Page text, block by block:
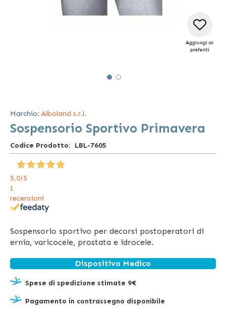
galleria
di
immagini
Aggiungi ai
preferiti
Marchio: Alboland s.r.l.
Sospensorio Sportivo Primavera
Codice Prodotto LBL-7605
5,0/5
1
recensioni
Sospensorio sportivo per decorsi postoperatori di
ernia, varicocele, prostata e idrocele.
Dispositivo Medico
Spese di spedizione stimate 9€
Pagamento in contrassegno disponibile